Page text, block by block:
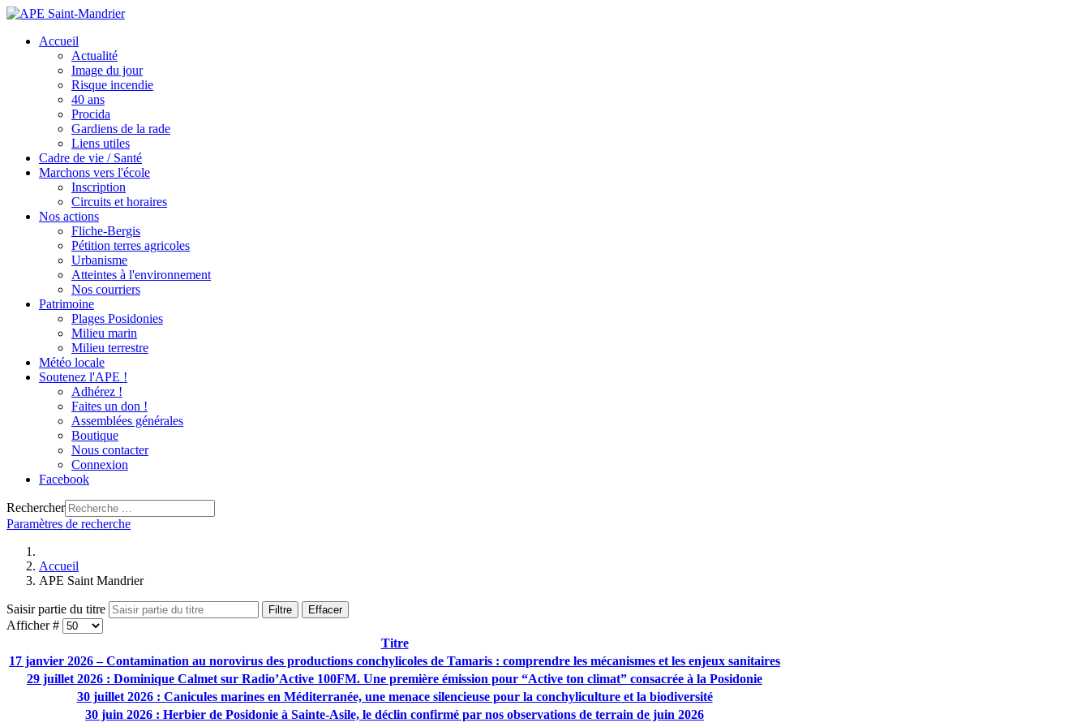
Accueil
Actualité
Image du jour
Risque incendie
40 ans
Procida
Gardiens de la rade
Liens utiles
Cadre de vie / Santé
Marchons vers l'école
Inscription
Circuits et horaires
Nos actions
Fliche-Bergis
Pétition terres agricoles
Urbanisme
Atteintes à l'environnement
Nos courriers
Patrimoine
Plages Posidonies
Milieu marin
Milieu terrestre
Météo locale
Soutenez l'APE !
Adhérez !
Faites un don !
Assemblées générales
Boutique
Nous contacter
Connexion
Facebook
Rechercher
Paramètres de recherche
Accueil
APE Saint Mandrier
Saisir partie du titre Filtre Effacer
Afficher #
Titre
17 janvier 2026 – Contamination au norovirus des productions conchylicoles de Tamaris : comprendre les mécanismes et les enjeux sanitaires
29 juillet 2026 : Dominique Calmet sur Radio’Active 100FM. Une première émission pour “Active ton climat” consacrée à la Posidonie
30 juillet 2026 : Canicules marines en Méditerranée, une menace silencieuse pour la conchyliculture et la biodiversité
30 juin 2026 : Herbier de Posidonie à Sainte-Asile, le déclin confirmé par nos observations de terrain de juin 2026